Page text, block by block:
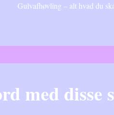
Gulvafhøvling – alt hvad du
med disse